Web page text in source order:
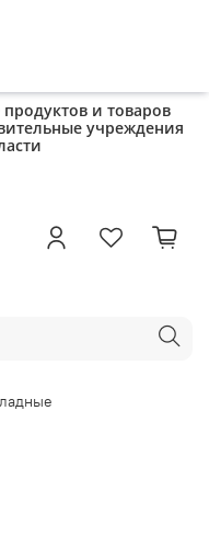
и товаров
учреждения